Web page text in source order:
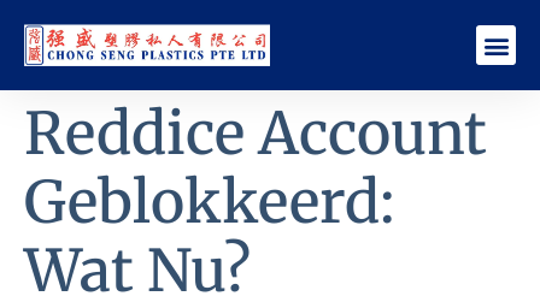
Reddice Account
Geblokkeerd:
Wat Nu?